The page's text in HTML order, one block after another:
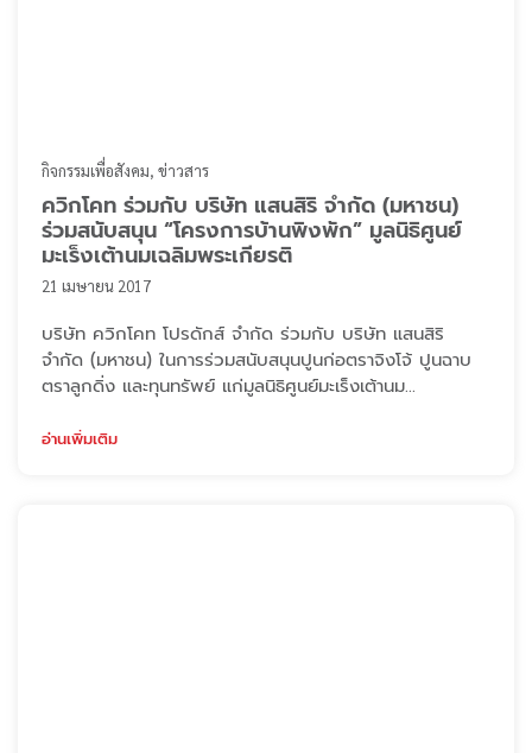
กิจกรรมเพื่อสังคม ข่าวสาร
ควิกโคท ร่วมกับ บริษัท แสนสิริ จำกัด (มหาชน)
ร่วมสนับสนุน “โครงการบ้านพิงพัก” มูลนิธิศูนย์
มะเร็งเต้านมเฉลิมพระเกียรติ
21 เมษายน 2017
บริษัท ควิกโคท โปรดักส์ จำกัด ร่วมกับ บริษัท แสนสิริ
จำกัด (มหาชน) ในการร่วมสนับสนุนปูนก่อตราจิงโจ้ ปูนฉาบ
ตราลูกดิ่ง และทุนทรัพย์ แก่มูลนิธิศูนย์มะเร็งเต้านม
ป่วยและศูนย์วินิจฉัยโรคมะเร็งเต้านมอย่างครบวงจรโดยไม่
อ่านเพิ่มเติม